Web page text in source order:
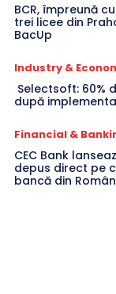
BCR, împreună
trei licee din
BacUp
Industry &
Selectsoft: 60%
după
Financial &
CEC Bank
depus direct pe
bancă din